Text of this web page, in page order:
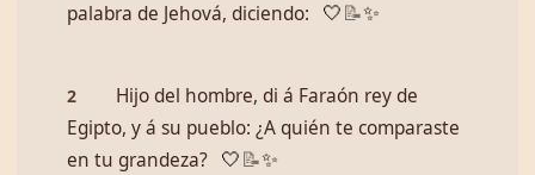
palabra de Jehová, diciendo:
🤍 📝✨
2
Hijo del hombre, di á Faraón rey de
Egipto, y á su pueblo: ¿A quién te comparaste
en tu grandeza?
🤍 📝✨